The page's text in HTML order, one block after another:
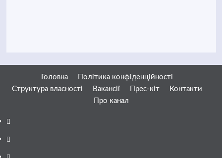
Головна
Політика конфіденційності
Структура власності
Вакансії Прес-кіт
Контакти
Про канал
Facebook
YouTube
Telegram